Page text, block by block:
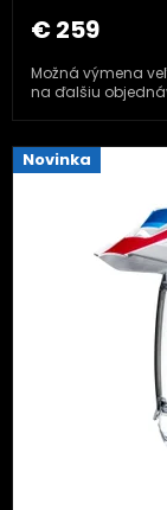
€ 259
Možná výmena
na ďalšiu
Novinka